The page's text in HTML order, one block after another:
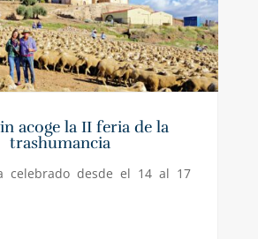
acoge la II feria de la
trashumancia
celebrado desde el 14 al 17